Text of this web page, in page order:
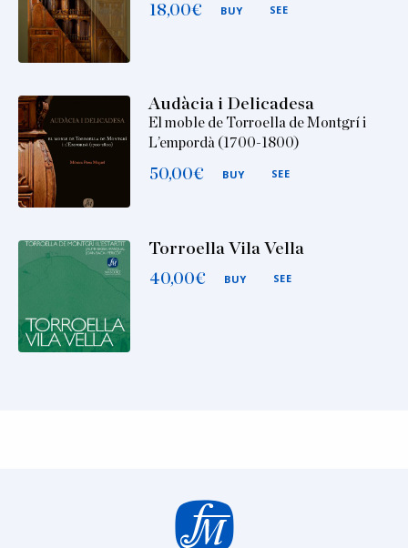
18,00€ BUY SEE
Audàcia i Delicadesa
El moble de Torroella de Montgrí i
L’empordà (1700-1800)
50,00€ BUY SEE
Torroella Vila Vella
40,00€ BUY SEE